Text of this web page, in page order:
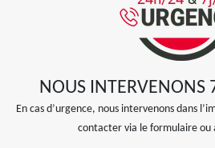
NOUS
En cas d’urgence, nous intervenons dans
contacter via le formulaire ou